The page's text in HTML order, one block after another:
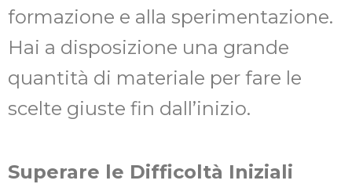
formazione e alla sperimentazione.
Hai a disposizione una grande
quantità di materiale per fare le
scelte giuste fin dall’inizio.
Superare le Difficoltà Iniziali